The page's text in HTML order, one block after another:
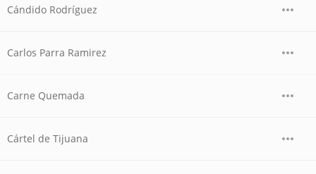
Cándido Rodríguez
Carlos Parra Ramirez
Carne Quemada
Cártel de Tijuana